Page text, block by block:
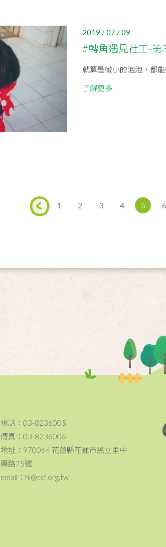
2019 / 07 / 09
#轉角遇見社工-第
就算是微小的泡泡，都
了解更多
1 2 3 4 5 6
電話：03-8236005
傳真：03-8236006
地址：970064 花蓮縣花蓮市民立里中
興路75號
email：hl@ccf.org.tw